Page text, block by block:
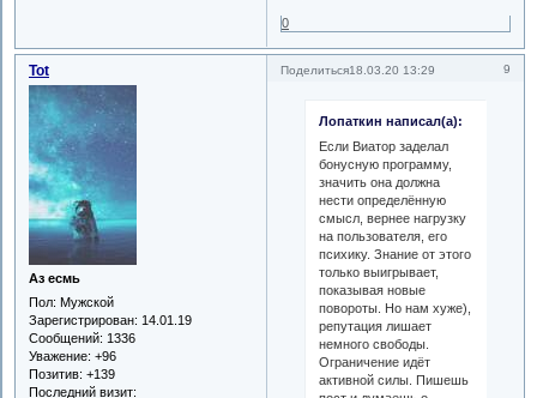
0
Поделиться 9
18.03.20 13:29
Tot
Аз есмь
Пол: Мужской
Зарегистрирован: 14.01.19
Сообщений: 1336
Уважение: +96
Позитив: +139
Последний визит:
Лопаткин написал(а):
Если Виатор заделал
бонусную программу,
значить она должна
нести определённую
смысл, вернее нагрузку
на пользователя, его
психику. Знание от этого
только выигрывает,
показывая новые
повороты. Но нам хуже),
репутация лишает
немного свободы.
Ограничение идёт
активной силы. Пишешь